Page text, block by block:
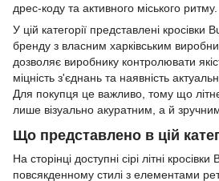
дрес-коду та активного міського ритму.
У цій категорії представлені кросівки
бренду з власним харківським
дозволяє виробнику контролювати
міцність з'єднань та наявність
Для покупця це важливо, тому що
лише візуально акуратним, а й
Що представлено в цій
На сторінці доступні сірі літні
повсякденному стилі з елементами